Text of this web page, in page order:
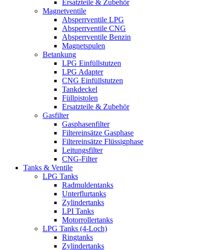
Ersatzteile & Zubehör
Magnetventile
Absperrventile LPG
Absperrventile CNG
Absperrventile Benzin
Magnetspulen
Betankung
LPG Einfüllstutzen
LPG Adapter
CNG Einfüllstutzen
Tankdeckel
Füllpistolen
Ersatzteile & Zubehör
Gasfilter
Gasphasenfilter
Filtereinsätze Gasphase
Filtereinsätze Flüssigphase
Leitungsfilter
CNG-Filter
Tanks & Ventile
LPG Tanks
Radmuldentanks
Unterflurtanks
Zylindertanks
LPI Tanks
Motorrollertanks
LPG Tanks (4-Loch)
Ringtanks
Zylindertanks